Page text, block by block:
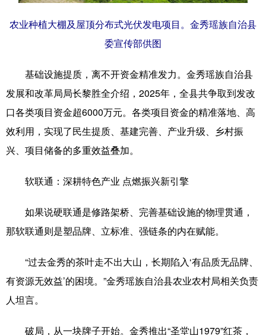
农业种植大棚及屋顶分布式光伏发电项目。金秀瑶族自治县
委宣传部供图
基础设施提质，离不开资金精准发力。金秀瑶族自治县
发展和改革局局长黎胜全介绍，2025年，全县共争取到发改
口各类项目资金超6000万元。各类项目资金的精准落地、高
效利用，实现了民生提质、基建完善、产业升级、乡村振
兴、项目储备的多重效益叠加。
软联通：深耕特色产业 点燃振兴新引擎
如果说硬联通是修路架桥、完善基础设施的物理贯通，
那软联通则是塑品牌、立标准、强链条的内在赋能。
“过去金秀的茶叶走不出大山，长期陷入‘有品质无品牌、
有资源无效益’的困境。”金秀瑶族自治县农业农村局相关负责
人坦言。
破局，从一块牌子开始。金秀推出“圣堂山1979”红茶，